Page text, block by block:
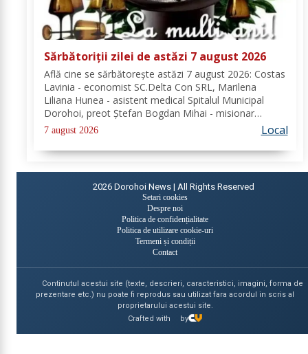
Sărbătoriții zilei de astăzi 7 august 2026
Află cine se sărbătoreşte astăzi 7 august 2026: Costas
Lavinia - economist SC.Delta Con SRL, Marilena
Liliana Hunea - asistent medical Spitalul Municipal
Dorohoi, preot Ștefan Bogdan Mihai - misionar
protopopesc Protopopiatul Dorohoi, Marcela Simona
Vieru - profesor Grup Școlar Alexandru Vlahuță...
7 august 2026 Local
2026 Dorohoi News | All Rights Reserved
Setari cookies
Despre noi
Politica de confidențialitate
Politica de utilizare cookie-uri
Termeni și condiții
Contact
Continutul acestui site (texte, descrieri, caracteristici, imagini, forma de
prezentare etc.) nu poate fi reprodus sau utilizat fara acordul in scris al
proprietarului acestui site.
Crafted with
by